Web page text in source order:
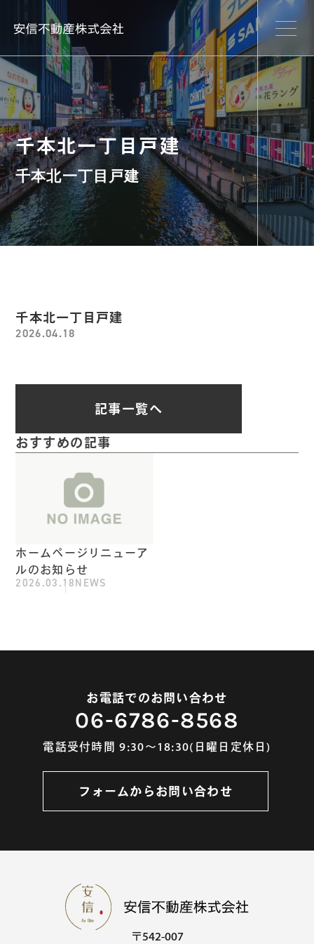
千本北一丁目戸建
千本北一丁目戸建
千本北一丁目戸建
2026.04.18
記事一覧へ
おすすめの記事
ホームページリニューア
ルのお知らせ
2026.03.18NEWS
お電話でのお問い合わせ
06-6786-8568
電話受付時間 9:30～18:30(日曜日定休日)
フォームからお問い合わせ
〒542-007